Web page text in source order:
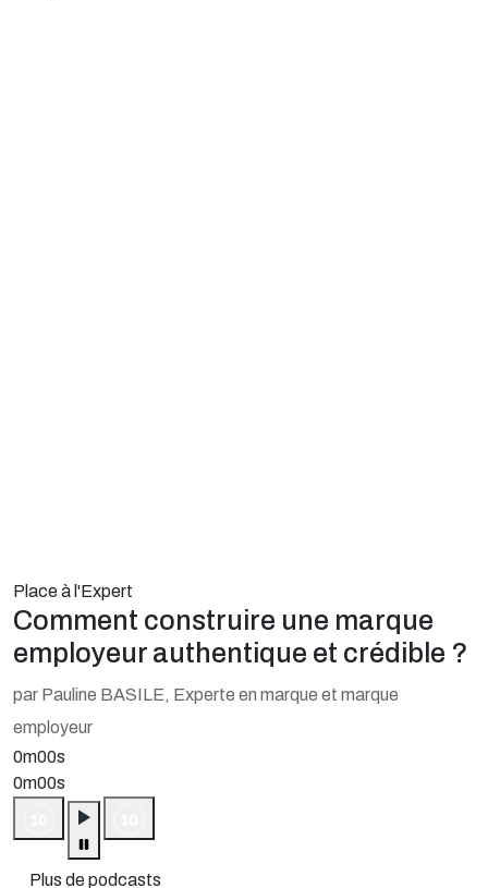
Place à l'Expert
Comment construire une marque
employeur authentique et crédible ?
par Pauline BASILE, Experte en marque et marque
employeur
0m00s
0m00s
Plus de podcasts